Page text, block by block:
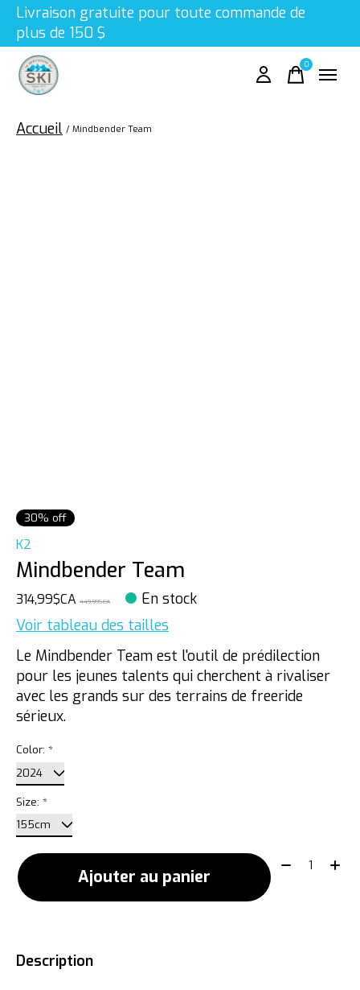
Livraison gratuite pour toute commande de
plus de 150 $
0items
Accueil / Mindbender Team
30% off
K2
Mindbender Team
314,99$CA 449,99$CA En stock
Voir tableau des tailles
Le Mindbender Team est l'outil de prédilection
pour les jeunes talents qui cherchent à rivaliser
avec les grands sur des terrains de freeride
sérieux.
Color: *
Size: *
Ajouter au panier
Quantité:
Description